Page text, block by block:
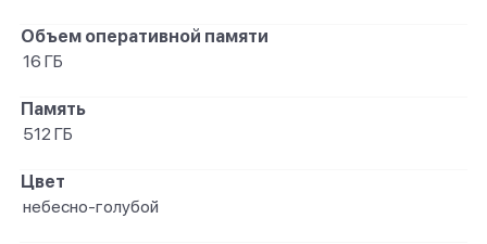
Объем оперативной памяти
16 ГБ
Память
512 ГБ
Цвет
небесно-голубой